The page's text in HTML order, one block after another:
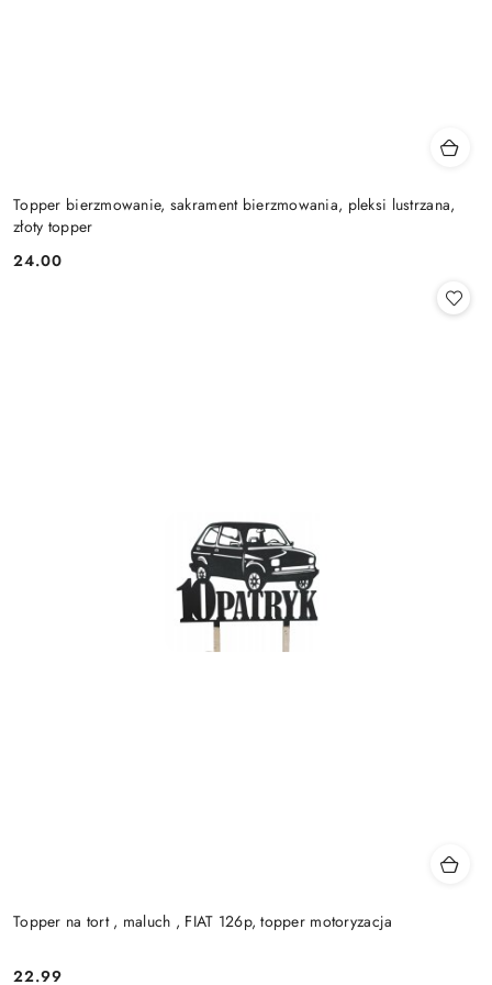
Topper bierzmowanie, sakrament bierzmowania, pleksi lustrzana,
złoty topper
Cena:
24.00
Topper na tort , maluch , FIAT 126p, topper motoryzacja
22.99